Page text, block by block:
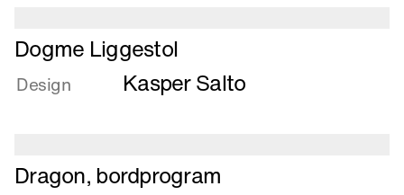
Læs
mere
om
Dogme Liggestol
Design Kasper Salto
Læs
mere
Dragon, bordprogram